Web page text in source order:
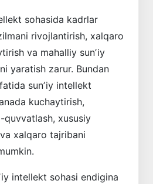
sohasida kadr­lar
rivojlantirish, xalqaro
va mahalliy sunʼiy
yaratish zarur. Bundan
sunʼiy intellekt
kuchaytirish,
quvvatlash, xususiy
xalqaro tajribani
intellekt sohasi endigina